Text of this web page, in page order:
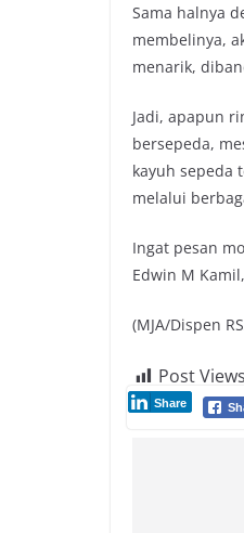
Sama halnya
membelinya,
menarik,
Jadi, apapun
bersepeda,
kayuh sepeda
melalui
Ingat pesan
Edwin M
(MJA/Dispen
Post
Share